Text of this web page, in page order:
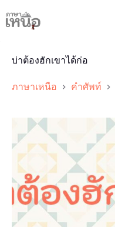
to
content
บ่าต้องฮักเขาได้ก่อ
ภาษาเหนือ คำศัพท์